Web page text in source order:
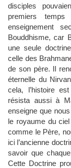
disciples
premiers
enseignement
Bouddhisme, car
une seule
celle des
de son père. Il
éternelle du
cela, l’histoire
résista aussi à
enseigne que
le royaume du
comme le Père,
ici l’ancienne
savoir que
Cette Doctrine